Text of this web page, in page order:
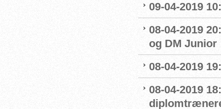
09-04-2019
08-04-2019
og DM Junior
08-04-2019
08-04-2019